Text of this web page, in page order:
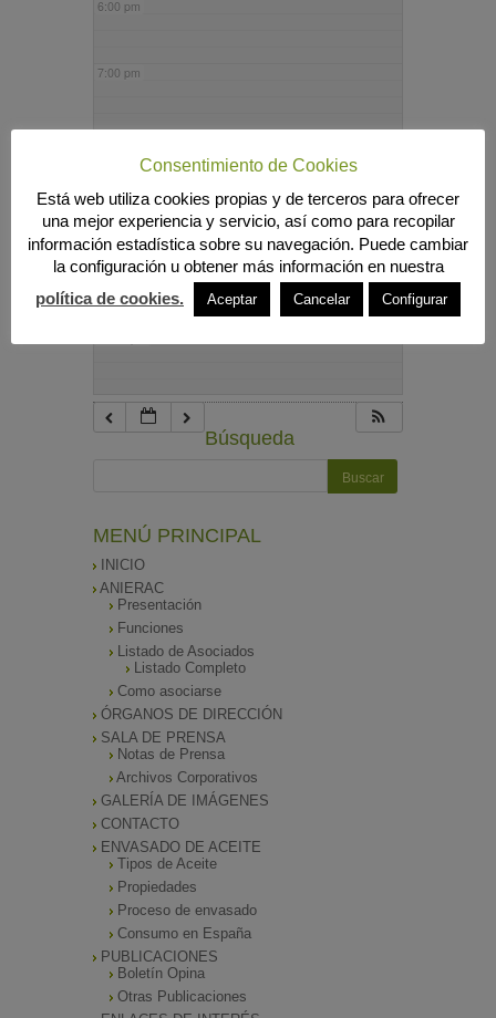
6:00 pm
7:00 pm
9:00 pm
10:00 pm
Búsqueda
MENÚ PRINCIPAL
INICIO
ANIERAC
Presentación
Funciones
Listado de Asociados
Listado Completo
Como asociarse
ÓRGANOS DE DIRECCIÓN
SALA DE PRENSA
Notas de Prensa
Archivos Corporativos
GALERÍA DE IMÁGENES
CONTACTO
ENVASADO DE ACEITE
Tipos de Aceite
Propiedades
Proceso de envasado
Consumo en España
PUBLICACIONES
Boletín Opina
Otras Publicaciones
Consentimiento de Cookies
Está web utiliza cookies propias y de terceros para ofrecer
una mejor experiencia y servicio, así como para recopilar
información estadística sobre su navegación. Puede cambiar
la configuración u obtener más información en nuestra
política de cookies.
Aceptar Cancelar Configurar